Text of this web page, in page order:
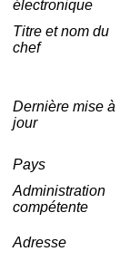
électronique
Titre et nom du
chef
Dernière mise à
jour
Pays
Administration
compétente
Adresse